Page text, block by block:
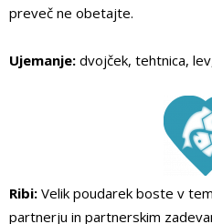
preveč ne obetajte.
Ujemanje: dvojček, tehtnica,
Ribi: Velik poudarek boste v
partnerju in partnerskim